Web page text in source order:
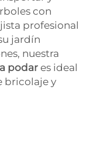
con
profesional
jardín
nuestra
podar es ideal
bricolaje y